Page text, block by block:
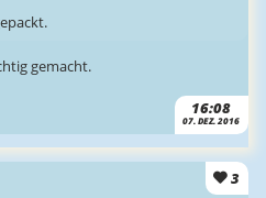
16:08
07. DEZ. 2016
gemacht.
3